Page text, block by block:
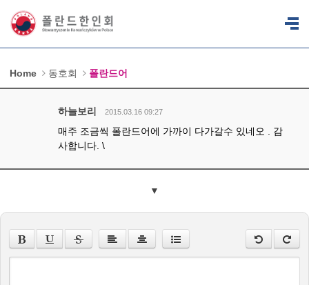
Home 동호회 폴란드어
하늘보리 2015.03.16 09:27
매주 조금씩 폴란드어에 가까이 다가갈수 있네오 . 감
사합니다. \
▼